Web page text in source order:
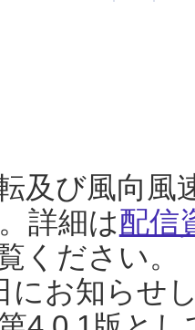
及び風向風
詳細は配信
ください。
にお知らせ